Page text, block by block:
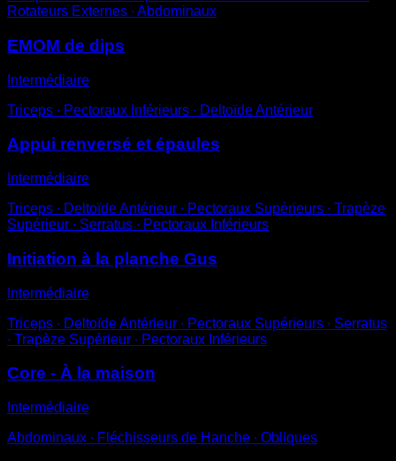
Rotateurs Externes ∙ Abdominaux
EMOM de dips
Intermédiaire
Triceps ∙ Pectoraux Inférieurs ∙ Deltoïde Antérieur
Appui renversé et épaules
Intermédiaire
Triceps ∙ Deltoïde Antérieur ∙ Pectoraux Supérieurs ∙ Trapèze
Supérieur ∙ Serratus ∙ Pectoraux Inférieurs
Initiation à la planche Gus
Intermédiaire
Triceps ∙ Deltoïde Antérieur ∙ Pectoraux Supérieurs ∙ Serratus
∙ Trapèze Supérieur ∙ Pectoraux Inférieurs
Core - À la maison
Intermédiaire
Abdominaux ∙ Fléchisseurs de Hanche ∙ Obliques